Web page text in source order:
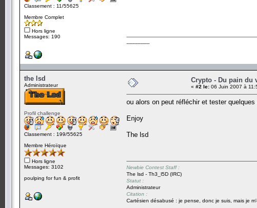
Classement : 11/55625
Membre Complet
Hors ligne
Messages: 190
---------------
the lsd
Administrateur
Profil challenge
Classement : 199/55625
Membre Héroïque
Hors ligne
Messages: 3102
poulping for fun & profit
Crypto - Du pain du
« #2 le: 06 Juin 2007 à
ou alors on peut réfléchir et tester
Enjoy
The lsd
Newbie Contest Staff :
The lsd - Th3_l5D (IRC)
Statut :
Administrateur
Citation :
Cartésien désabusé : je pense, donc je suis, mais je